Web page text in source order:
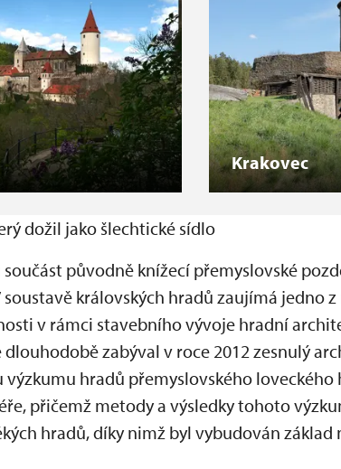
Krakovec
dožil jako šlechtické sídlo
původně knížecí přemyslovské
soustavě královských hradů zaujímá jedno
v rámci stavebního vývoje hradní
zabýval v roce 2012 zesnulý
hradů přemyslovského
přičemž metody a výsledky tohoto
hradů, díky nimž byl vybudován základ